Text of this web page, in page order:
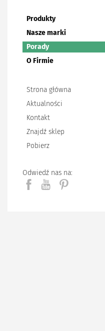
Produkty
Nasze marki
Porady
O Firmie
Strona główna
Aktualności
Kontakt
Znajdź sklep
Pobierz
Odwiedź nas na: